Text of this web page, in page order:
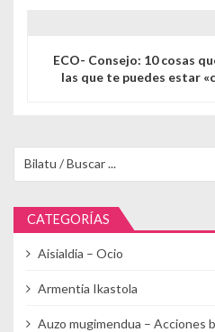
ECO- Consejo: 10 cosas
las que te puedes estar
CATEGORÍAS
Aisialdia – Ocio
Armentia Ikastola
Auzo mugimendua – Acciones